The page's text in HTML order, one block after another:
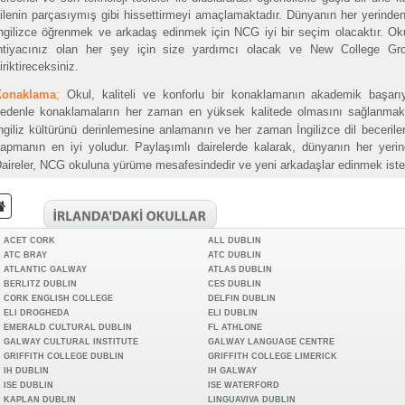
parçasıymış gibi hissettirmeyi amaçlamaktadır. Dünyanın her
öğrenmek ve arkadaş edinmek için NCG iyi bir seçim olacaktır.
olan her şey için size yardımcı olacak ve New College
; Okul, kaliteli ve konforlu bir konaklamanın akademik
konaklamaların her zaman en yüksek kalitede olmasını
kültürünü derinlemesine anlamanın ve her zaman İngilizce dil
en iyi yoludur. Paylaşımlı dairelerde kalarak, dünyanın her
NCG okuluna yürüme mesafesindedir ve yeni arkadaşlar edinmek
ACET CORK
ALL DUBLIN
ATC BRAY
ATC DUBLIN
ATLANTIC GALWAY
ATLAS DUBLIN
BERLITZ DUBLIN
CES DUBLIN
CORK ENGLISH COLLEGE
DELFIN DUBLIN
ELI DROGHEDA
ELI DUBLIN
EMERALD CULTURAL DUBLIN
FL ATHLONE
GALWAY CULTURAL INSTITUTE
GALWAY LANGUAGE CENTRE
GRIFFITH COLLEGE DUBLIN
GRIFFITH COLLEGE LIMERICK
IH DUBLIN
IH GALWAY
ISE DUBLIN
ISE WATERFORD
KAPLAN DUBLIN
LINGUAVIVA DUBLIN